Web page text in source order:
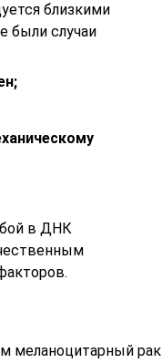
близкими
были случаи
в ДНК
меланоцитарный рак